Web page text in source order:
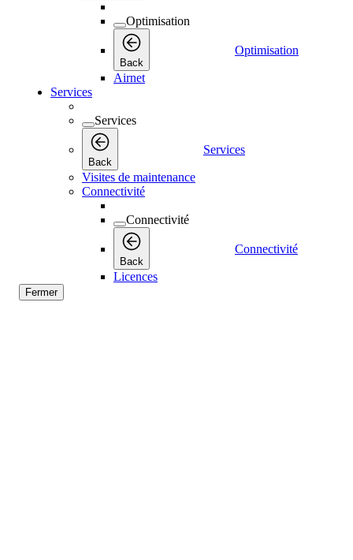
Optimisation
Back
Optimisation
Airnet
Services
Services
Back
Services
Visites de maintenance
Connectivité
Connectivité
Back
Connectivité
Licences
Fermer